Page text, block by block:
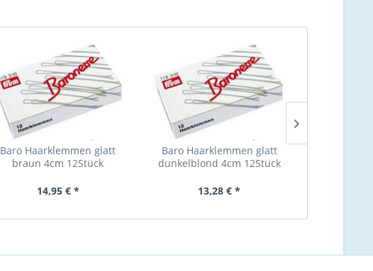
Baro Haarklemmen glatt
braun 4cm 12Stück
14,95 € *
Baro Haarklemmen glatt
dunkelblond 4cm 12Stück
13,28 € *